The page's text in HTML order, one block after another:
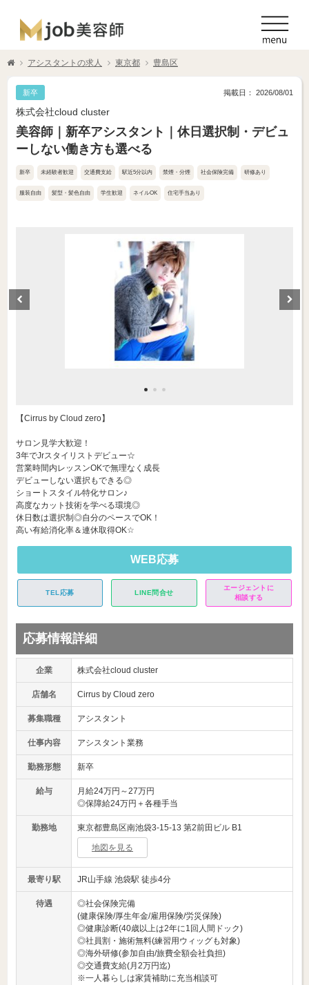
アシスタントの求人 東京都 豊島区
新卒 掲載日： 2026/08/01
株式会社cloud cluster
美容師｜新卒アシスタント｜休日選択制・デビュ
ーしない働き方も選べる
新卒 未経験者歓迎 交通費支給 駅近5分以内 禁煙・分煙 社会保険完備 研修あり
服装自由 髪型・髪色自由 学生歓迎 ネイルOK 住宅手当あり
【Cirrus by Cloud zero】
サロン見学大歓迎！
3年でJrスタイリストデビュー☆
営業時間内レッスンOKで無理なく成長
デビューしない選択もできる◎
ショートスタイル特化サロン♪
高度なカット技術を学べる環境◎
休日数は選択制◎自分のペースでOK！
高い有給消化率＆連休取得OK☆
WEB応募
TEL応募 LINE問合せ
エージェントに
相談する
応募情報詳細
企業 株式会社cloud cluster
店舗名 Cirrus by Cloud zero
募集職種 アシスタント
仕事内容 アシスタント業務
勤務形態 新卒
給与
月給24万円～27万円
◎保障給24万円＋各種手当
勤務地 東京都豊島区南池袋3-15-13 第2前田ビル B1
地図を見る
最寄り駅 JR山手線 池袋駅 徒歩4分
待遇
◎社会保険完備
(健康保険/厚生年金/雇用保険/労災保険)
◎健康診断(40歳以上は2年に1回人間ドック)
◎社員割・施術無料(練習用ウィッグも対象)
◎海外研修(参加自由/旅費全額会社負担)
◎交通費支給(月2万円迄)
※一人暮らしは家賃補助に充当相談可